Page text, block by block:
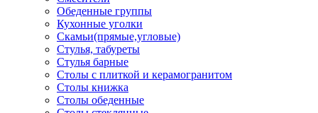
Обеденные группы
Кухонные уголки
Скамьи(прямые,угловые)
Стулья, табуреты
Стулья барные
Столы с плиткой и керамогранитом
Столы книжка
Столы обеденные